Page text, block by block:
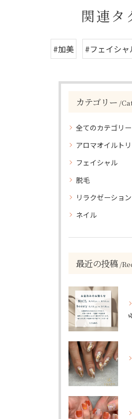
関連タ
#加美 #フェイシ
カテゴリー
全てのカテゴリー
アロマオイルト
フェイシャル
脱毛
リラクゼーション
ネイル
最近の投稿